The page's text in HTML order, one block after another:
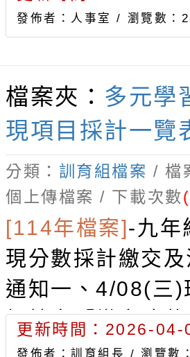
發佈者：人事室 / 瀏覽數：
檔案夾： 多元學
現項目採計一覽
分類： 訓育組檔案 / 檔
個上傳檔案 / 下載次數
[114年檔案]-九年
現分數採計繳交
通知一、4/08(三)
板抄寫「繳交才
獎狀、影本及審
更新時間：2026-
發佈者：訓育組長 /瀏覽數